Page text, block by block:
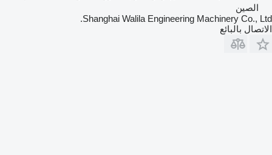
الصين
Shanghai Walila Engineering Machinery Co., Ltd.
الاتصال بالبائع